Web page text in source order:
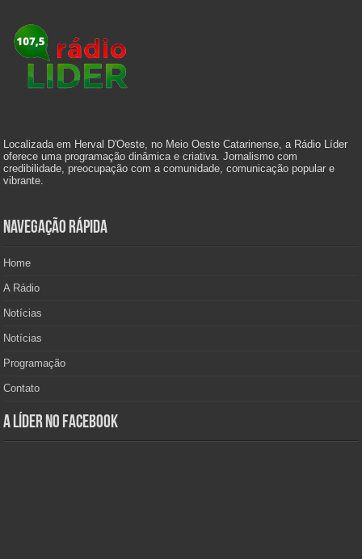
Localizada em Herval D'Oeste, no Meio Oeste Catarinense, a Rádio Líder
oferece uma programação dinâmica e criativa. Jornalismo com
credibilidade, preocupação com a comunidade, comunicação popular e
vibrante.
Navegação Rápida
Home
A Rádio
Notícias
Notícias
Programação
Contato
A Líder no Facebook